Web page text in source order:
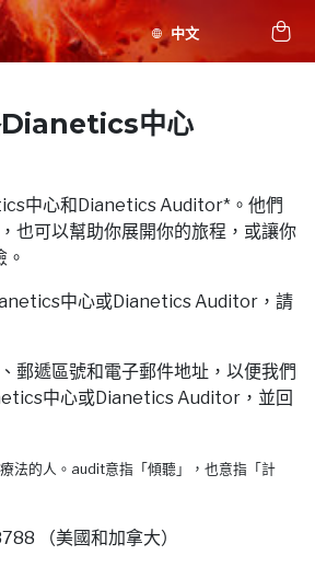
Dianetics中心
中心和Dianetics Auditor*。他們
也可以幫助你展開你的旅程，或讓你
中心或Dianetics Auditor，請
郵遞區號和電子郵件地址，以便我們
中心或Dianetics Auditor，並回
法的人。audit意指「傾聽」，也意指「計
（美國和加拿大）